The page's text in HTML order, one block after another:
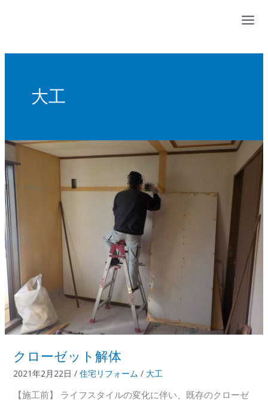
ス
大工
クローゼット解体
2021年2月22日/住宅リフォーム / 大工
【施工前】 ライフスタイルの変化に伴い、既存のクローゼ